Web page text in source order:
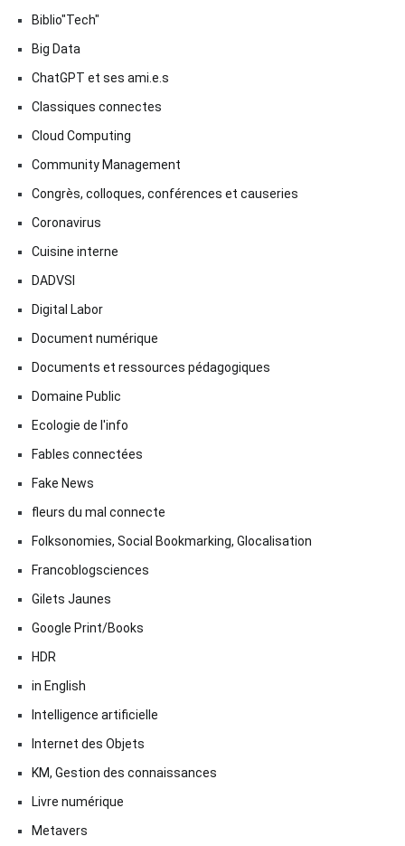
Biblio"Tech"
Big Data
ChatGPT et ses ami.e.s
Classiques connectes
Cloud Computing
Community Management
Congrès, colloques, conférences et causeries
Coronavirus
Cuisine interne
DADVSI
Digital Labor
Document numérique
Documents et ressources pédagogiques
Domaine Public
Ecologie de l'info
Fables connectées
Fake News
fleurs du mal connecte
Folksonomies, Social Bookmarking, Glocalisation
Francoblogsciences
Gilets Jaunes
Google Print/Books
HDR
in English
Intelligence artificielle
Internet des Objets
KM, Gestion des connaissances
Livre numérique
Metavers